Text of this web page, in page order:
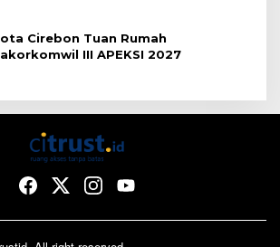
Cirebon Tuan Rumah
III APEKSI 2027